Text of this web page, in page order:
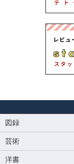
図録
芸術
洋書